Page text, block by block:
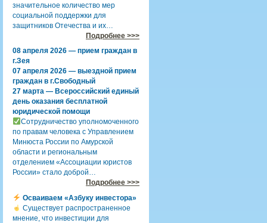
значительное количество мер
социальной поддержки для
защитников Отечества и их…
Подробнее >>>
08 апреля 2026 — прием граждан в
г.Зея
07 апреля 2026 — выездной прием
граждан в г.Свободный
27 марта — Всероссийский единый
день оказания бесплатной
юридической помощи
Сотрудничество уполномоченного
по правам человека с Управлением
Минюста России по Амурской
области и региональным
отделением «Ассоциации юристов
России» стало доброй…
Подробнее >>>
Осваиваем «Азбуку инвестора»
Существует распространенное
мнение, что инвестиции для